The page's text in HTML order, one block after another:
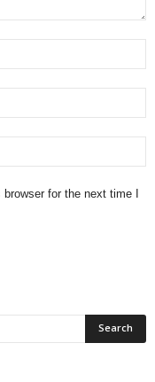
for the next time I